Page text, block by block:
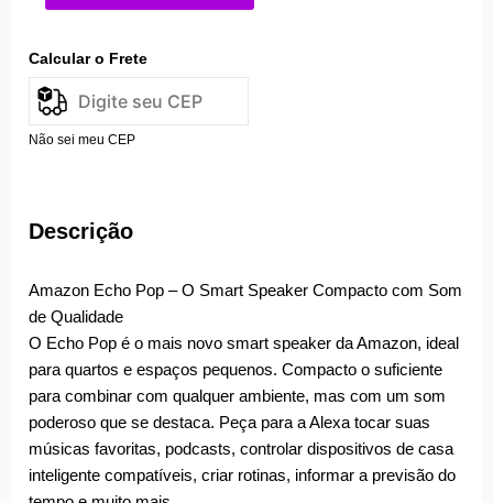
Calcular o Frete
Não sei meu CEP
Descrição
Amazon Echo Pop – O Smart Speaker Compacto com Som
de Qualidade
O Echo Pop é o mais novo smart speaker da Amazon, ideal
para quartos e espaços pequenos. Compacto o suficiente
para combinar com qualquer ambiente, mas com um som
poderoso que se destaca. Peça para a Alexa tocar suas
músicas favoritas, podcasts, controlar dispositivos de casa
inteligente compatíveis, criar rotinas, informar a previsão do